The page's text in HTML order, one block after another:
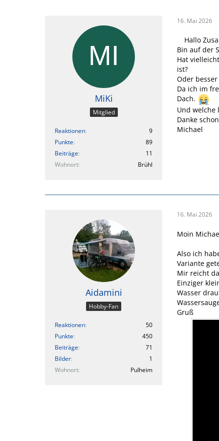
MiKi
Mitglied
Reaktionen
9
Punkte
89
Beiträge
11
Wohnort
Brühl
16. Mai 2026
Hallo
Bin auf der
Hat
ist?
Oder
Da ich im
Dach.
Und
Danke
Michael
Aidamini
Hobby-Fan
Reaktionen
50
Punkte
450
Beiträge
71
Bilder
1
Wohnort
Pulheim
16. Mai 2026
Moin
Also ich
Variante
Mir reicht
Einziger
Wasser
Gruß